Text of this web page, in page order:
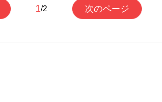
1/2 次のページ